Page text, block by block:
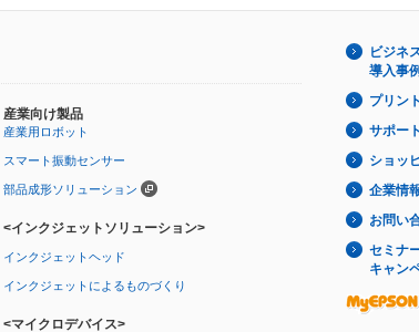
産業向け製品
産業用ロボット
スマート振動センサー
部品成形ソリューション
<インクジェットソリューション>
インクジェットヘッド
インクジェットによるものづくり
<マイクロデバイス>
ビジネ
導入事例
プリン
サポー
ショッ
企業情
お問い
セミナ
キャン